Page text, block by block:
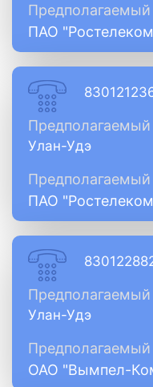
Предполагаемый
ПАО
Предполагаемый
Улан-Удэ
Предполагаемый
ПАО
Предполагаемый
Улан-Удэ
Предполагаемый
ОАО "Вымпел-